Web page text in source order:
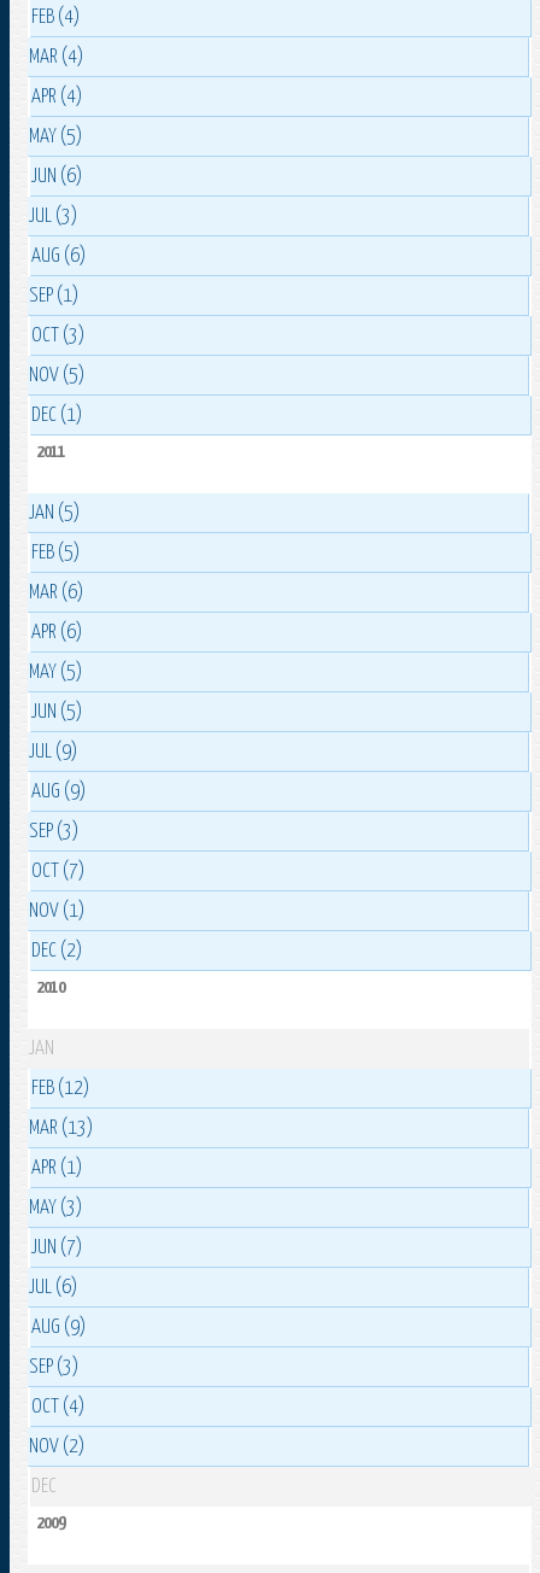
FEB (4)
MAR (4)
APR (4)
MAY (5)
JUN (6)
JUL (3)
AUG (6)
SEP (1)
OCT (3)
NOV (5)
DEC (1)
2011
JAN (5)
FEB (5)
MAR (6)
APR (6)
MAY (5)
JUN (5)
JUL (9)
AUG (9)
SEP (3)
OCT (7)
NOV (1)
DEC (2)
2010
JAN
FEB (12)
MAR (13)
APR (1)
MAY (3)
JUN (7)
JUL (6)
AUG (9)
SEP (3)
OCT (4)
NOV (2)
DEC
2009